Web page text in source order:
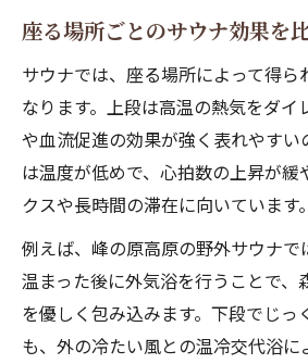
座る場所ごとのサウナ効果を
サウナでは、座る場所によって得ら
なります。上段は高温の熱気をダイ
や血流促進の効果が強く表れやすい
は温度が低めで、心拍数の上昇が緩
クスや長時間の滞在に向いています。
例えば、峰の原高原の野外サウナで
温まった後に外気浴を行うことで、
を優しく包み込みます。下段でじっ
も、外の冷たい風との温冷交代浴